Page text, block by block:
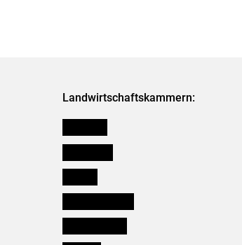
Landwirtschaftskammern: